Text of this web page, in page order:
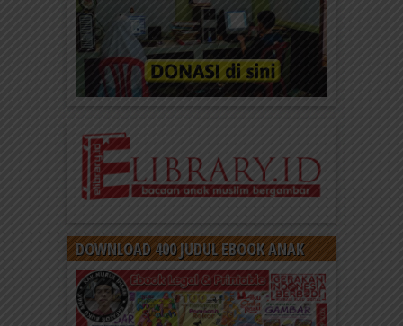
DOWNLOAD 400 JUDUL EBOOK ANAK